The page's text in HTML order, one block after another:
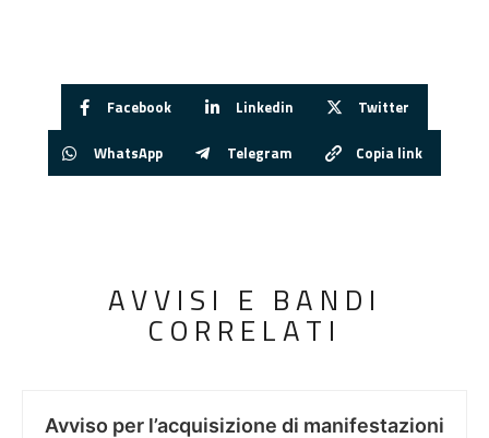
Facebook Linkedin Twitter
WhatsApp Telegram Copia link
AVVISI E BANDI
CORRELATI
Avviso per l’acquisizione di manifestazioni